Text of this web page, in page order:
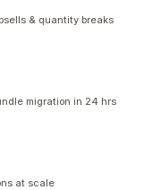
& quantity breaks
migration in 24 hrs
at scale